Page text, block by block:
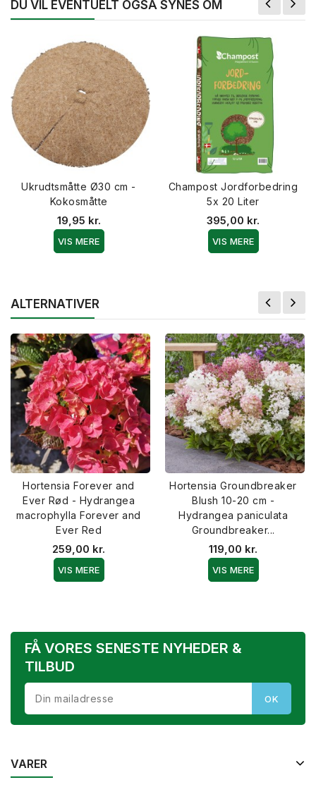
DU VIL EVENTUELT OGSÅ SYNES OM
Ukrudtsmåtte Ø30 cm -
Kokosmåtte
19,95 kr.
VIS MERE
Champost Jordforbedring
5x 20 Liter
395,00 kr.
VIS MERE
ALTERNATIVER
Hortensia Forever and
Ever Rød - Hydrangea
macrophylla Forever and
Ever Red
259,00 kr.
VIS MERE
Hortensia Groundbreaker
Blush 10-20 cm -
Hydrangea paniculata
Groundbreaker...
119,00 kr.
VIS MERE
FÅ VORES SENESTE NYHEDER &
TILBUD
VARER